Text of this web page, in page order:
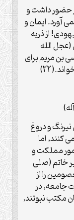
حضور داشت و
آورد. ايمان و
از ذريه
الله
بن مريم براى
و دروغ
كنند, اما
مملكت و
خاتم (صلی
را از
جامعه, در
مكتب نبوتند,